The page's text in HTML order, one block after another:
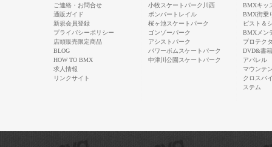
ご連絡・お問合せ
通販ガイド
新規会員登録
プライバシーポリシー
店頭販売限定商品
BLOG
HOW TO BMX
求人情報
リンクサイト
小牧スケートパーク川西
ボンバートレイル
桜ヶ池スケートパーク
ゴンゾーパーク
アシストパーク
パワーボムスケートパーク
中津川公園スケートパーク
BMXキッ
BMX街乗
ピスト＆
BMXメン
プロテク
DVD&書籍
アパレル
マウンテ
クロスバ
ステム